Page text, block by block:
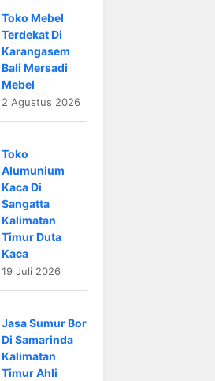
Toko Mebel
Terdekat Di
Karangasem
Bali Mersadi
Mebel
2 Agustus 2026
Toko
Alumunium
Kaca Di
Sangatta
Kalimatan
Timur Duta
Kaca
19 Juli 2026
Jasa Sumur Bor
Di Samarinda
Kalimatan
Timur Ahli